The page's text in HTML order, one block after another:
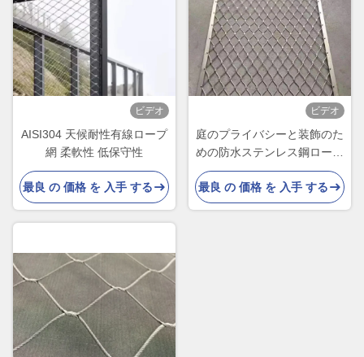
ビデオ
AISI304 天候耐性有線ロープ
網 柔軟性 低保守性
最良 の 価格 を 入手 する
ビデオ
庭のプライバシーと装飾のた
めの防水ステンレス鋼ロープ
ネットフェンス
最良 の 価格 を 入手 する